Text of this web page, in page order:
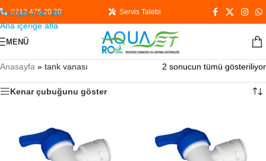
Navigasyona atla
Ana içeriğe atla
0212 475 20 20 Servis Talebi
MENÜ
Anasayfa » tank vanası 2 sonucun tümü gösteriliyor
Kenar çubuğunu göster